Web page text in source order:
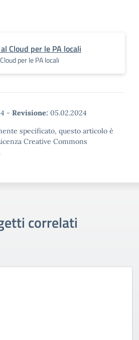
Cloud per le PA locali
per le PA locali
- Revisione: 05.02.2024
specificato, questo articolo è
Creative Commons
correlati